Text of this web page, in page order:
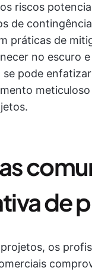
riscos
de
práticas de
no escuro
se pode
de
os